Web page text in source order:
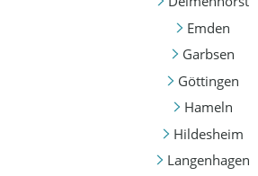
Emden
Garbsen
Göttingen
Hameln
Hildesheim
Langenhagen